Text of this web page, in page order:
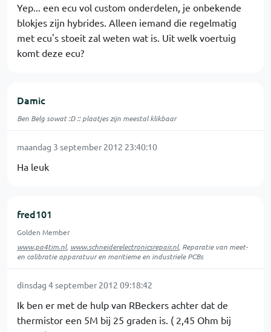
Yep... een ecu vol custom onderdelen, je onbekende
blokjes zijn hybrides. Alleen iemand die regelmatig
met ecu's stoeit zal weten wat is. Uit welk voertuig
komt deze ecu?
Damic
Ben Belg sowat :D :: plaatjes zijn meestal klikbaar
maandag 3 september 2012 23:40:10
Ha leuk
fred101
Golden Member
www.pa4tim.nl, www.schneiderelectronicsrepair.nl, Reparatie van meet-
en calibratie apparatuur en maritieme en industriele PCBs
dinsdag 4 september 2012 09:18:42
Ik ben er met de hulp van RBeckers achter dat de
thermistor een 5M bij 25 graden is. ( 2,45 Ohm bij